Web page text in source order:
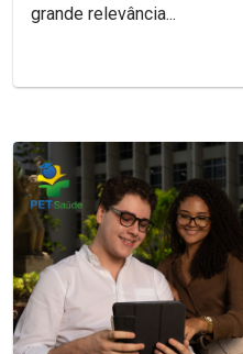
grande relevância...